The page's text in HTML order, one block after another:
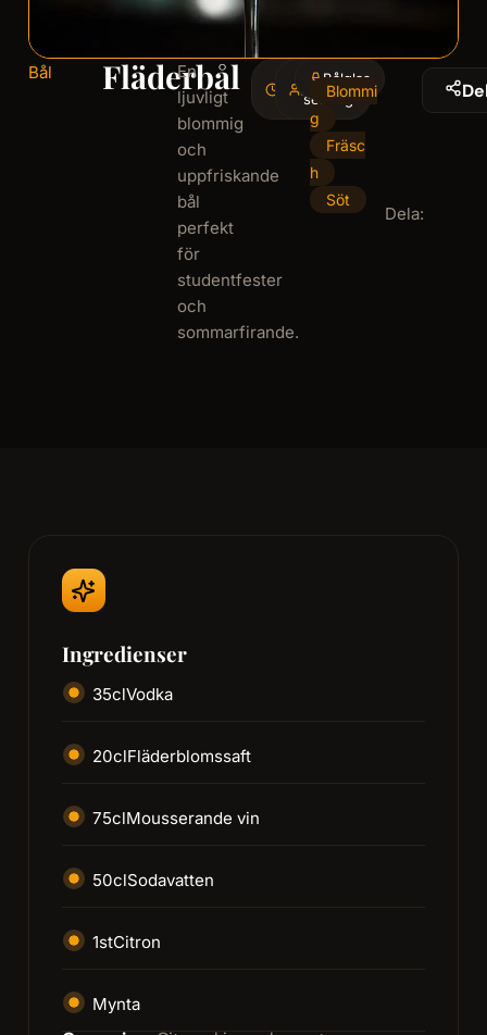
Bål Fläderbål
En
ljuvligt
blommig
och
uppfriskande
bål
perfekt
för
studentfester
och
sommarfirande.
15
minminutes
10
serving
Bålglas
Blommi
g
Fräsc
h
Söt
Dela:
Ingredienser
35clVodka
20clFläderblomssaft
75clMousserande vin
50clSodavatten
1stCitron
Mynta